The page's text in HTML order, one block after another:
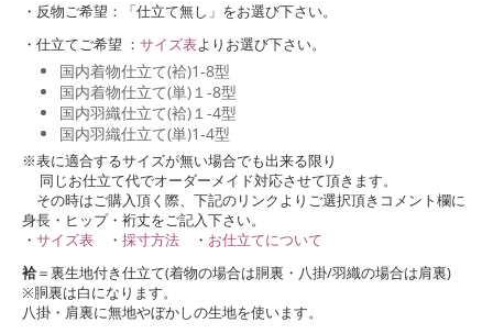
・反物ご希望：「仕立て無し」をお選び下さい。
・仕立てご希望 ： サイズ表よりお選び下さい。
国内着物仕立て(袷)1-8型
国内着物仕立て(単)１-8型
国内羽織仕立て(袷)１-4型
国内羽織仕立て(単)1-4型
※表に適合するサイズが無い場合でも出来る限り
同じお仕立て代でオーダーメイド対応させて頂きます。
その時はご購入頂く際、下記のリンクよりご選択頂きコメント欄に
身長・ヒップ・裄丈をご記入下さい。
・ サイズ表 ・ 採寸方法 ・ お仕立てについて
袷＝裏生地付き仕立て(着物の場合は胴裏・八掛/羽織の場合は肩裏)
※胴裏は白になります。
八掛・肩裏に無地やぼかしの生地を使います。